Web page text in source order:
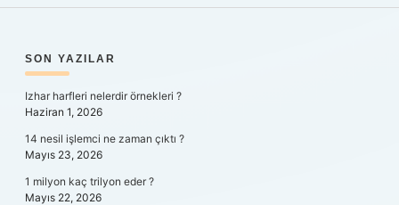
SIDEBAR
SON YAZILAR
Izhar harfleri nelerdir örnekleri ?
Haziran 1, 2026
14 nesil işlemci ne zaman çıktı ?
Mayıs 23, 2026
1 milyon kaç trilyon eder ?
Mayıs 22, 2026